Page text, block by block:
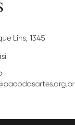
Lins, 1345